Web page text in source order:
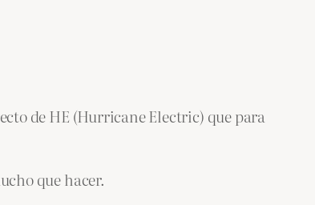
de HE (Hurricane Electric) que para
que hacer.